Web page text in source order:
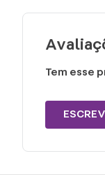
Tem esse